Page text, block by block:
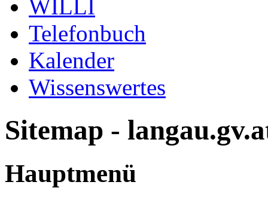
WILLI
Telefonbuch
Kalender
Wissenswertes
Sitemap -
Hauptmenü